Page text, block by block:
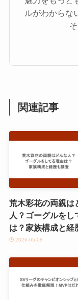
ルがわからな
関連記事
荒木彩花の両親は
人？ゴーグルをし
は？家族構成と経
2026-05-08